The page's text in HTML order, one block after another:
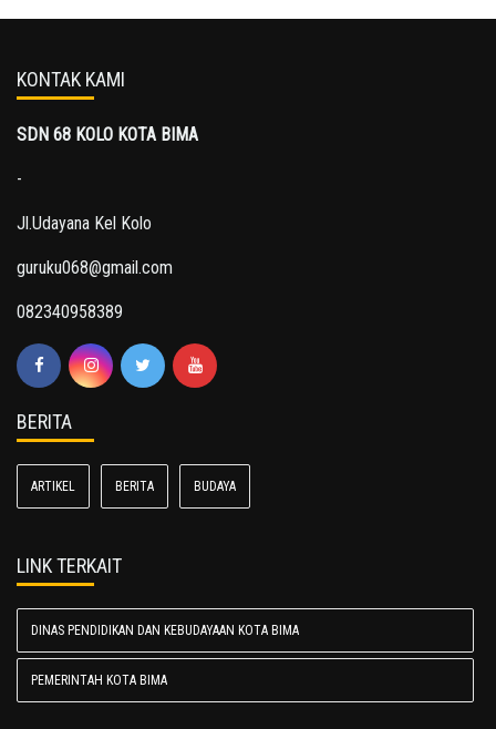
KONTAK KAMI
SDN 68 KOLO KOTA BIMA
-
Jl.Udayana Kel Kolo
guruku068@gmail.com
082340958389
BERITA
ARTIKEL BERITA BUDAYA
LINK TERKAIT
DINAS PENDIDIKAN DAN KEBUDAYAAN KOTA BIMA
PEMERINTAH KOTA BIMA